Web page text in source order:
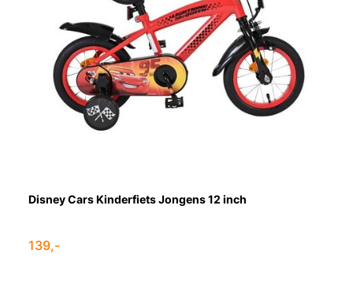
Disney Cars Kinderfiets Jongens 12 inch
139,-